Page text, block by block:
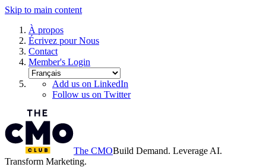
Skip to main content
À propos
Écrivez pour Nous
Contact
Member's Login
Add us on LinkedIn
Follow us on Twitter
The CMOBuild Demand. Leverage AI.
Transform Marketing.